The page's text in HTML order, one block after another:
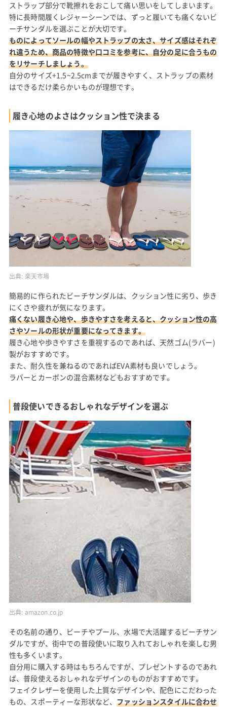
ストラップ部分で靴擦れをおこして痛い思いをしてしまいます。
特に長時間履くレジャーシーンでは、ずっと履いても痛くないビ
ーチサンダルを選ぶことが大切です。
ものによってソールの幅やストラップの太さ、サイズ感はそれぞ
れ違うため、商品の特徴や口コミを参考に、自分の足に合うもの
をリサーチしましょう。
自分のサイズ+1.5~2.5cmまでが履きやすく、ストラップの素材
はできるだけ柔らかいものが理想です。
履き心地のよさはクッション性で決まる
出典: 楽天市場
簡易的に作られたビーチサンダルは、クッション性に劣り、歩き
にくさや疲れが気になります。
痛くない履き心地や、歩きやすさを考えると、クッション性の高
さやソールの形状が重要になってきます。
履き心地や歩きやすさを重視するのであれば、天然ゴム(ラバー)
製がおすすめです。
また、耐久性を兼ねるのであればEVA素材も良いでしょう。
ラバーとカーボンの混合素材などもおすすめです。
普段使いできるおしゃれなデザインを選ぶ
出典: amazon.co.jp
その名前の通り、ビーチやプール、水場で大活躍するビーチサン
ダルですが、街中での普段使いに取り入れておしゃれを楽しむ男
性も多くいます。
自分用に購入する時はもちろんですが、プレゼントするのであれ
ば、普段使えるおしゃれなデザインのものがおすすめです。
フェイクレザーを使用した上質なデザインや、配色にこだわった
もの、スポーティーな形状など、ファッションスタイルに合わせ